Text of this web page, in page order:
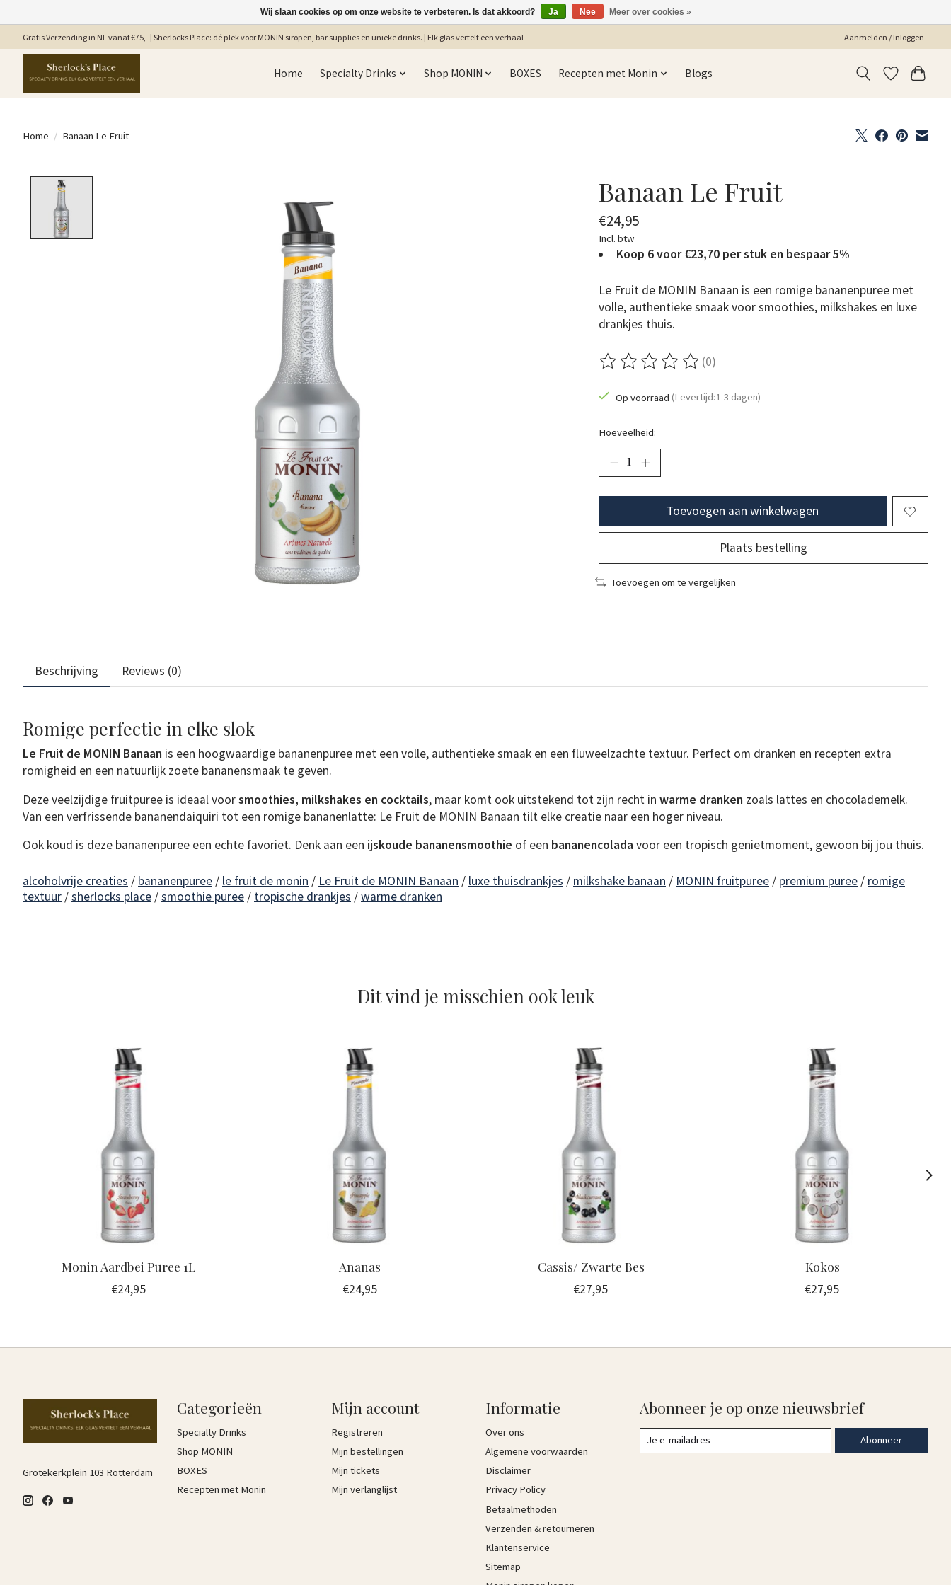
Gratis Verzending in NL vanaf €75,- | Sherlocks Place: dé plek voor MONIN siropen, bar supplies en unieke drinks. | Elk glas vertelt een verhaal Aanmelden / Inloggen
Home Specialty Drinks Shop MONIN BOXES Recepten met Monin Blogs
Home / Banaan Le Fruit
Banaan Le Fruit
€24,95
Incl. btw
Koop 6 voor €23,70 per stuk en bespaar 5%
Le Fruit de MONIN Banaan is een romige bananenpuree met
volle, authentieke smaak voor smoothies, milkshakes en luxe
drankjes thuis.
De beoordeling van dit product is
(0)
Op voorraad (Levertijd:1-3 dagen)
Hoeveelheid:
Toevoegen aan winkelwagen
Plaats bestelling
Toevoegen om te vergelijken
Beschrijving Reviews (0)
Romige perfectie in elke slok
Le Fruit de MONIN Banaan is een hoogwaardige bananenpuree met een volle, authentieke smaak en een fluweelzachte textuur. Perfect om dranken en recepten extra
romigheid en een natuurlijk zoete bananensmaak te geven.
Deze veelzijdige fruitpuree is ideaal voorsmoothies, milkshakes en cocktails, maar komt ook uitstekend tot zijn recht in warme dranken zoals lattes en chocolademelk.
Van een verfrissende bananendaiquiri tot een romige bananenlatte: Le Fruit de MONIN Banaan tilt elke creatie naar een hoger niveau.
Ook koud is deze bananenpuree een echte favoriet. Denk aan een ijskoude bananensmoothie of een bananencolada voor een tropisch genietmoment, gewoon bij jou thuis.
alcoholvrije creaties / bananenpuree / le fruit de monin / Le Fruit de MONIN Banaan / luxe thuisdrankjes / milkshake banaan / MONIN fruitpuree / premium puree / romige
textuur /sherlocks place /smoothie puree / tropische drankjes /warme dranken
Dit vind je misschien ook leuk
Monin Aardbei Puree 1L
€24,95
Ananas
€24,95
Cassis/ Zwarte Bes
€27,95
Kokos
€27,95
Grotekerkplein 103 Rotterdam
Categorieën
Specialty Drinks
Shop MONIN
BOXES
Recepten met Monin
Mijn account
Registreren
Mijn bestellingen
Mijn tickets
Mijn verlanglijst
Informatie
Over ons
Algemene voorwaarden
Disclaimer
Privacy Policy
Betaalmethoden
Verzenden & retourneren
Klantenservice
Sitemap
Abonneer je op onze nieuwsbrief
Abonneer
Wij slaan cookies op om onze website te verbeteren. Is dat akkoord? Ja Nee Meer over cookies »